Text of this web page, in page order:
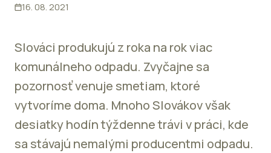
16. 08. 2021
Slováci produkujú z roka na rok viac
komunálneho odpadu. Zvyčajne sa
pozornosť venuje smetiam, ktoré
vytvoríme doma. Mnoho Slovákov však
desiatky hodín týždenne trávi v práci, kde
sa stávajú nemalými producentmi odpadu.